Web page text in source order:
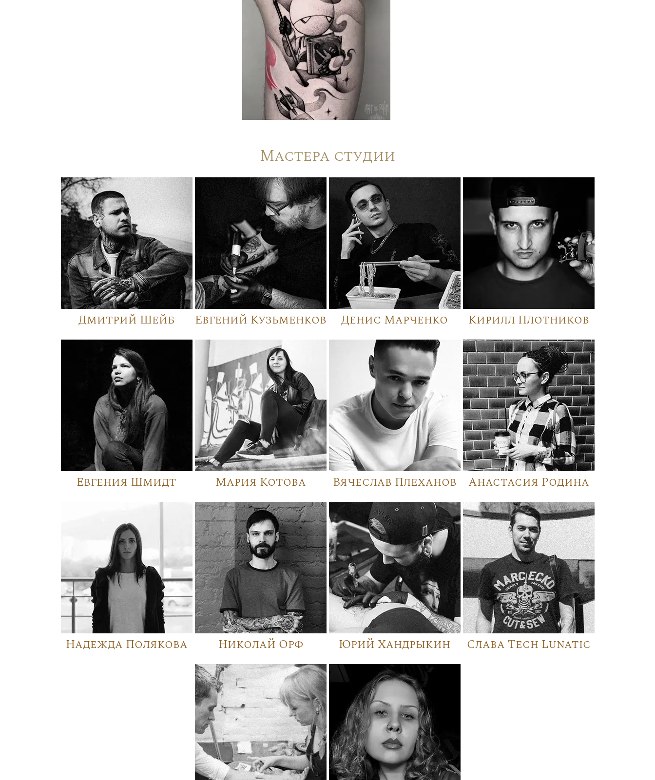
Мастера студии
Дмитрий Шейб Евгений Кузьменков Денис Марченко Кирилл Плотников
Евгения Шмидт Мария Котова Вячеслав Плеханов Анастасия Родина
Надежда Полякова Николай Орф Юрий Хандрыкин Слава Tech Lunatic